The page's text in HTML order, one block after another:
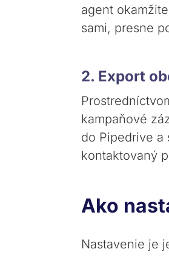
agent
sami, presne
2. Export
kampaňové
do Pipedrive a
kontaktovaný
Ako
Nastavenie je